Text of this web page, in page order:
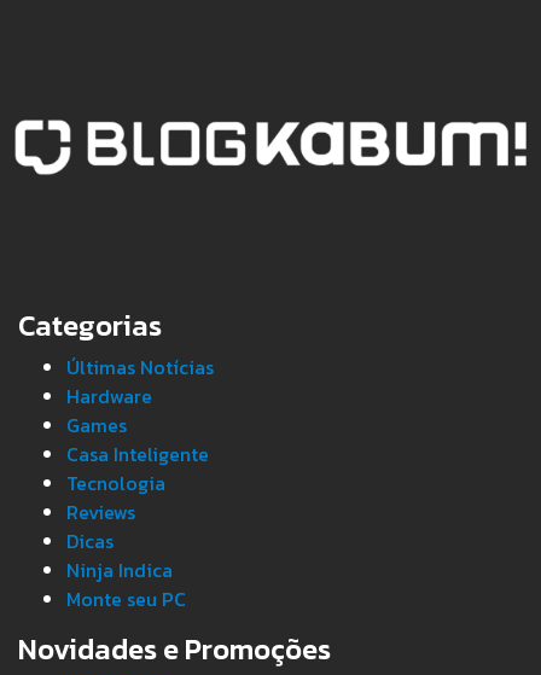
Categorias
Últimas Notícias
Hardware
Games
Casa Inteligente
Tecnologia
Reviews
Dicas
Ninja Indica
Monte seu PC
Novidades e Promoções